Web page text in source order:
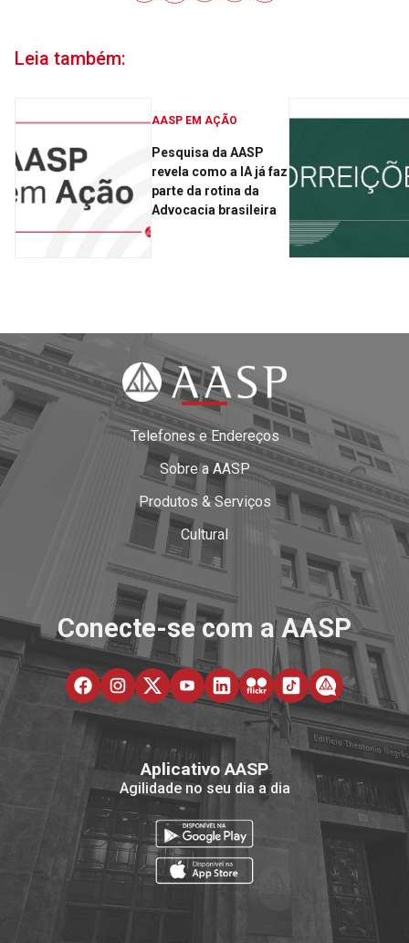
Leia também:
AASP EM AÇÃO
Pesquisa da AASP
revela como a IA já faz
parte da rotina da
Advocacia brasileira
Telefones e Endereços
Sobre a AASP
Produtos & Serviços
Cultural
Conecte-se com a AASP
Aplicativo AASP
Agilidade no seu dia a dia